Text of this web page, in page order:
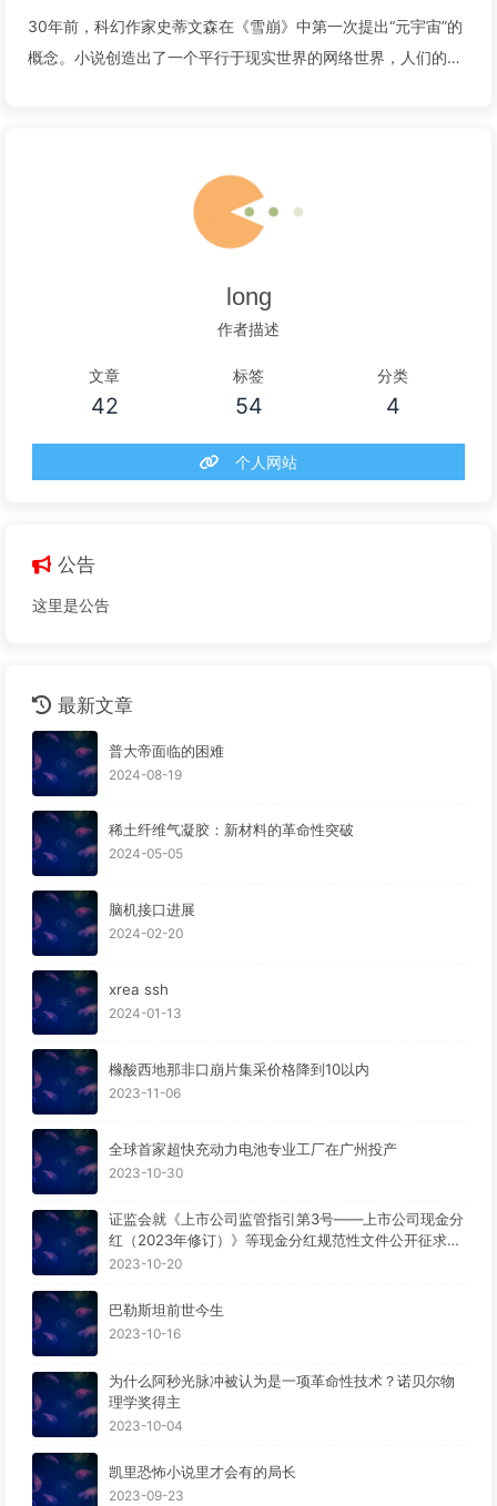
30年前，科幻作家史蒂文森在《雪崩》中第一次提出“元宇宙”的
概念。小说创造出了一个平行于现实世界的网络世界，人们的地
long
作者描述
文章
42
标签
54
分类
4
个人网站
公告
这里是公告
最新文章
普大帝面临的困难
2024-08-19
稀土纤维气凝胶：新材料的革命性突破
2024-05-05
脑机接口进展
2024-02-20
xrea ssh
2024-01-13
橼酸西地那非口崩片集采价格降到10以内
2023-11-06
全球首家超快充动力电池专业工厂在广州投产
2023-10-30
证监会就《上市公司监管指引第3号——上市公司现金分
红（2023年修订）》等现金分红规范性文件公开征求意
见。
2023-10-20
巴勒斯坦前世今生
2023-10-16
为什么阿秒光脉冲被认为是一项革命性技术？诺贝尔物
理学奖得主
2023-10-04
凯里恐怖小说里才会有的局长
2023-09-23